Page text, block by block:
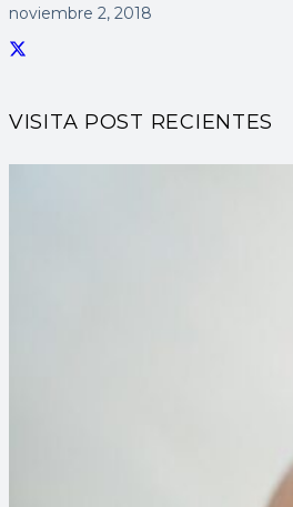
noviembre 2, 2018
VISITA POST RECIENTES